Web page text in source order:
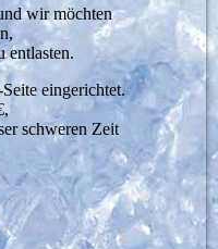
wir möchten
entlasten.
eingerichtet.
schweren Zeit